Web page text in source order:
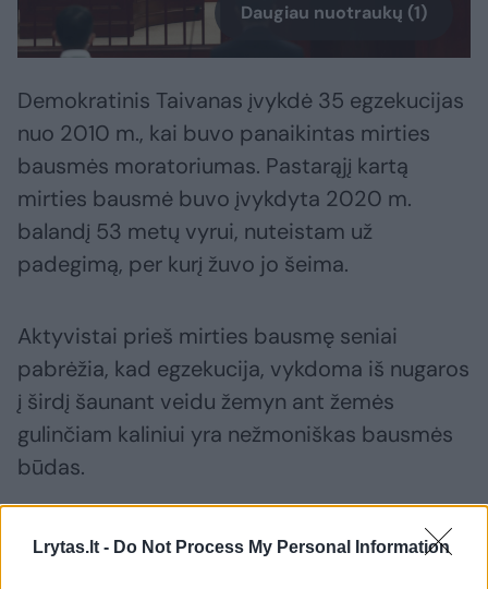
Lrytas.lt - Do Not Process My Personal Information
Daugiau nuotraukų (1)
Demokratinis Taivanas įvykdė 35 egzekucijas
nuo 2010 m., kai buvo panaikintas mirties
bausmės moratoriumas. Pastarąjį kartą
mirties bausmė buvo įvykdyta 2020 m.
balandį 53 metų vyrui, nuteistam už
padegimą, per kurį žuvo jo šeima.
Aktyvistai prieš mirties bausmę seniai
pabrėžia, kad egzekucija, vykdoma iš nugaros
į širdį šaunant veidu žemyn ant žemės
gulinčiam kaliniui yra nežmoniškas bausmės
būdas.
Taivano Konstitucinis Teismas penktadienį